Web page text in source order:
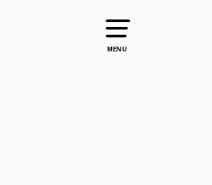
MENU